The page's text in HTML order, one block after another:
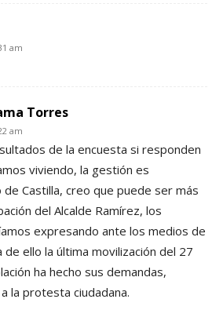
am
Torres
am
de la encuesta si responden
viviendo, la gestión es
Castilla, creo que puede ser más
del Alcalde Ramírez, los
expresando ante los medios de
de ello la última movilización del 27
ha hecho sus demandas,
la protesta ciudadana.